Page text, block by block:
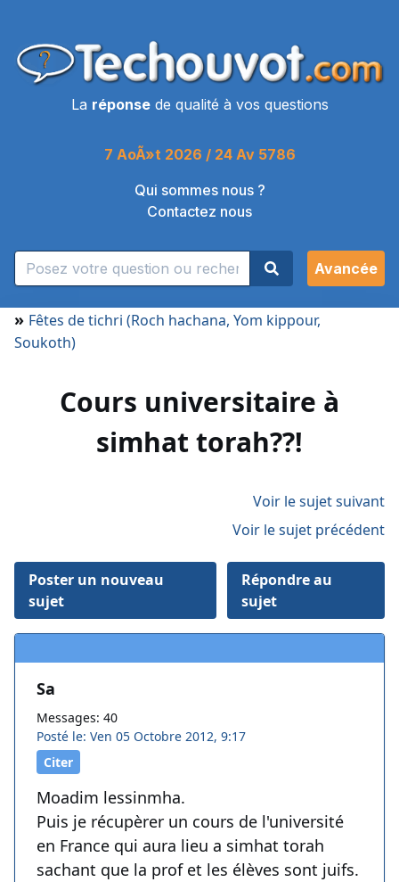
La réponsede qualité à vos questions
7 AoÃ»t 2026 / 24 Av 5786
Qui sommes nous ?
Contactez nous
Avancée
» Fêtes de tichri (Roch hachana, Yom kippour,
Soukoth)
Cours universitaire à
simhat torah??!
Voir le sujet suivant
Voir le sujet précédent
Poster un nouveau
sujet
Répondre au
sujet
Sa
Messages: 40
Posté le: Ven 05 Octobre 2012, 9:17
Citer
Moadim lessinmha.
Puis je récupèrer un cours de l'université
en France qui aura lieu a simhat torah
sachant que la prof et les élèves sont juifs.